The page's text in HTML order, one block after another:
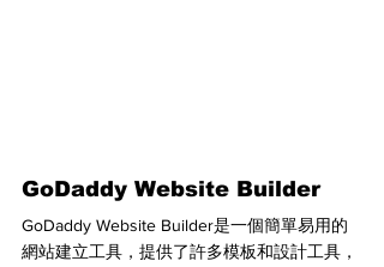
GoDaddy Website Builder
GoDaddy Website Builder是一個簡單易用的
網站建立工具，提供了許多模板和設計工具，